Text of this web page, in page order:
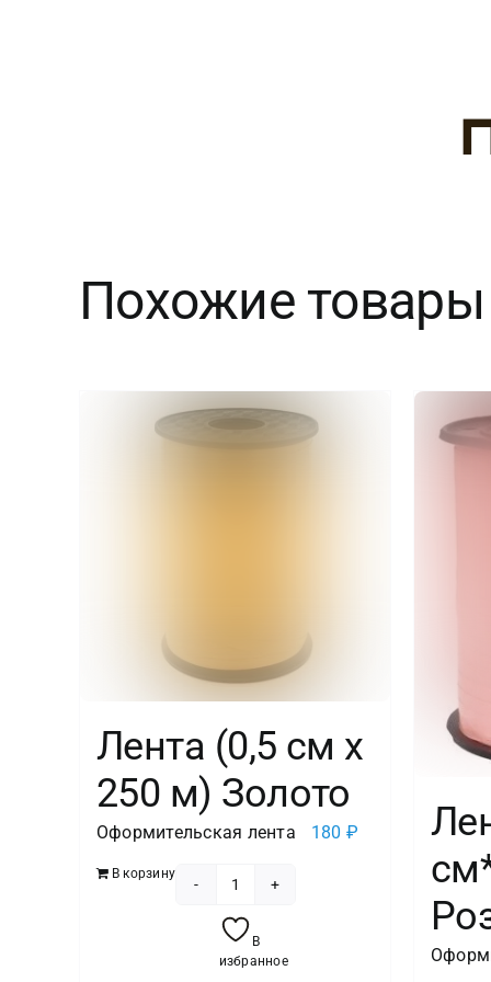
Похожие товары
Лента (0,5 см х
250 м) Золото
Оформительская лента 180 ₽
В корзину
товара
Лента
В
избранное